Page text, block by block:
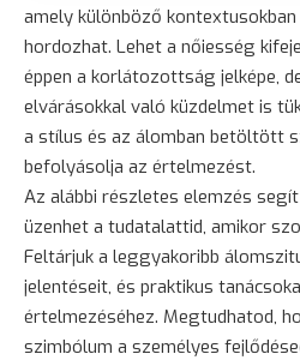
amely különböző
hordozhat. Lehet a nőiesség
éppen a korlátozottság jelképe,
elvárásokkal való küzdelmet is
a stílus és az álomban betöltött
befolyásolja az értelmezést.
Az alábbi részletes elemzés
üzenhet a tudatalattid, amikor
Feltárjuk a leggyakoribb
jelentéseit, és praktikus
értelmezéséhez. Megtudhatod,
szimbólum a személyes